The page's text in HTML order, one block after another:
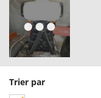
Seven Italy
Shark
Silky
Simatech
Sirman
Trier par